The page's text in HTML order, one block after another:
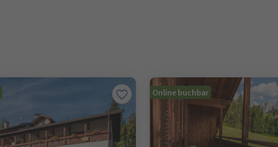
Online buchbar